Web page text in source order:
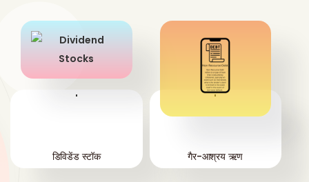
'
डिविडेंड स्टॉक
'
गैर-आश्रय ऋण